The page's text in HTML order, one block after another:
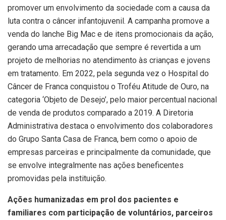
promover um envolvimento da sociedade com a causa da
luta contra o câncer infantojuvenil. A campanha promove a
venda do lanche Big Mac e de itens promocionais da ação,
gerando uma arrecadação que sempre é revertida a um
projeto de melhorias no atendimento às crianças e jovens
em tratamento. Em 2022, pela segunda vez o Hospital do
Câncer de Franca conquistou o Troféu Atitude de Ouro, na
categoria ‘Objeto de Desejo’, pelo maior percentual nacional
de venda de produtos comparado a 2019. A Diretoria
Administrativa destaca o envolvimento dos colaboradores
do Grupo Santa Casa de Franca, bem como o apoio de
empresas parceiras e principalmente da comunidade, que
se envolve integralmente nas ações beneficentes
promovidas pela instituição.
Ações humanizadas em prol dos pacientes e
familiares com participação de voluntários, parceiros